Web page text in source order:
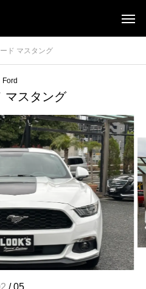
ド マスタング
Ford
マスタング
/05